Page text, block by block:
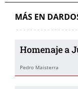
MÁS EN
Homenaje a
Pedro Maisterra